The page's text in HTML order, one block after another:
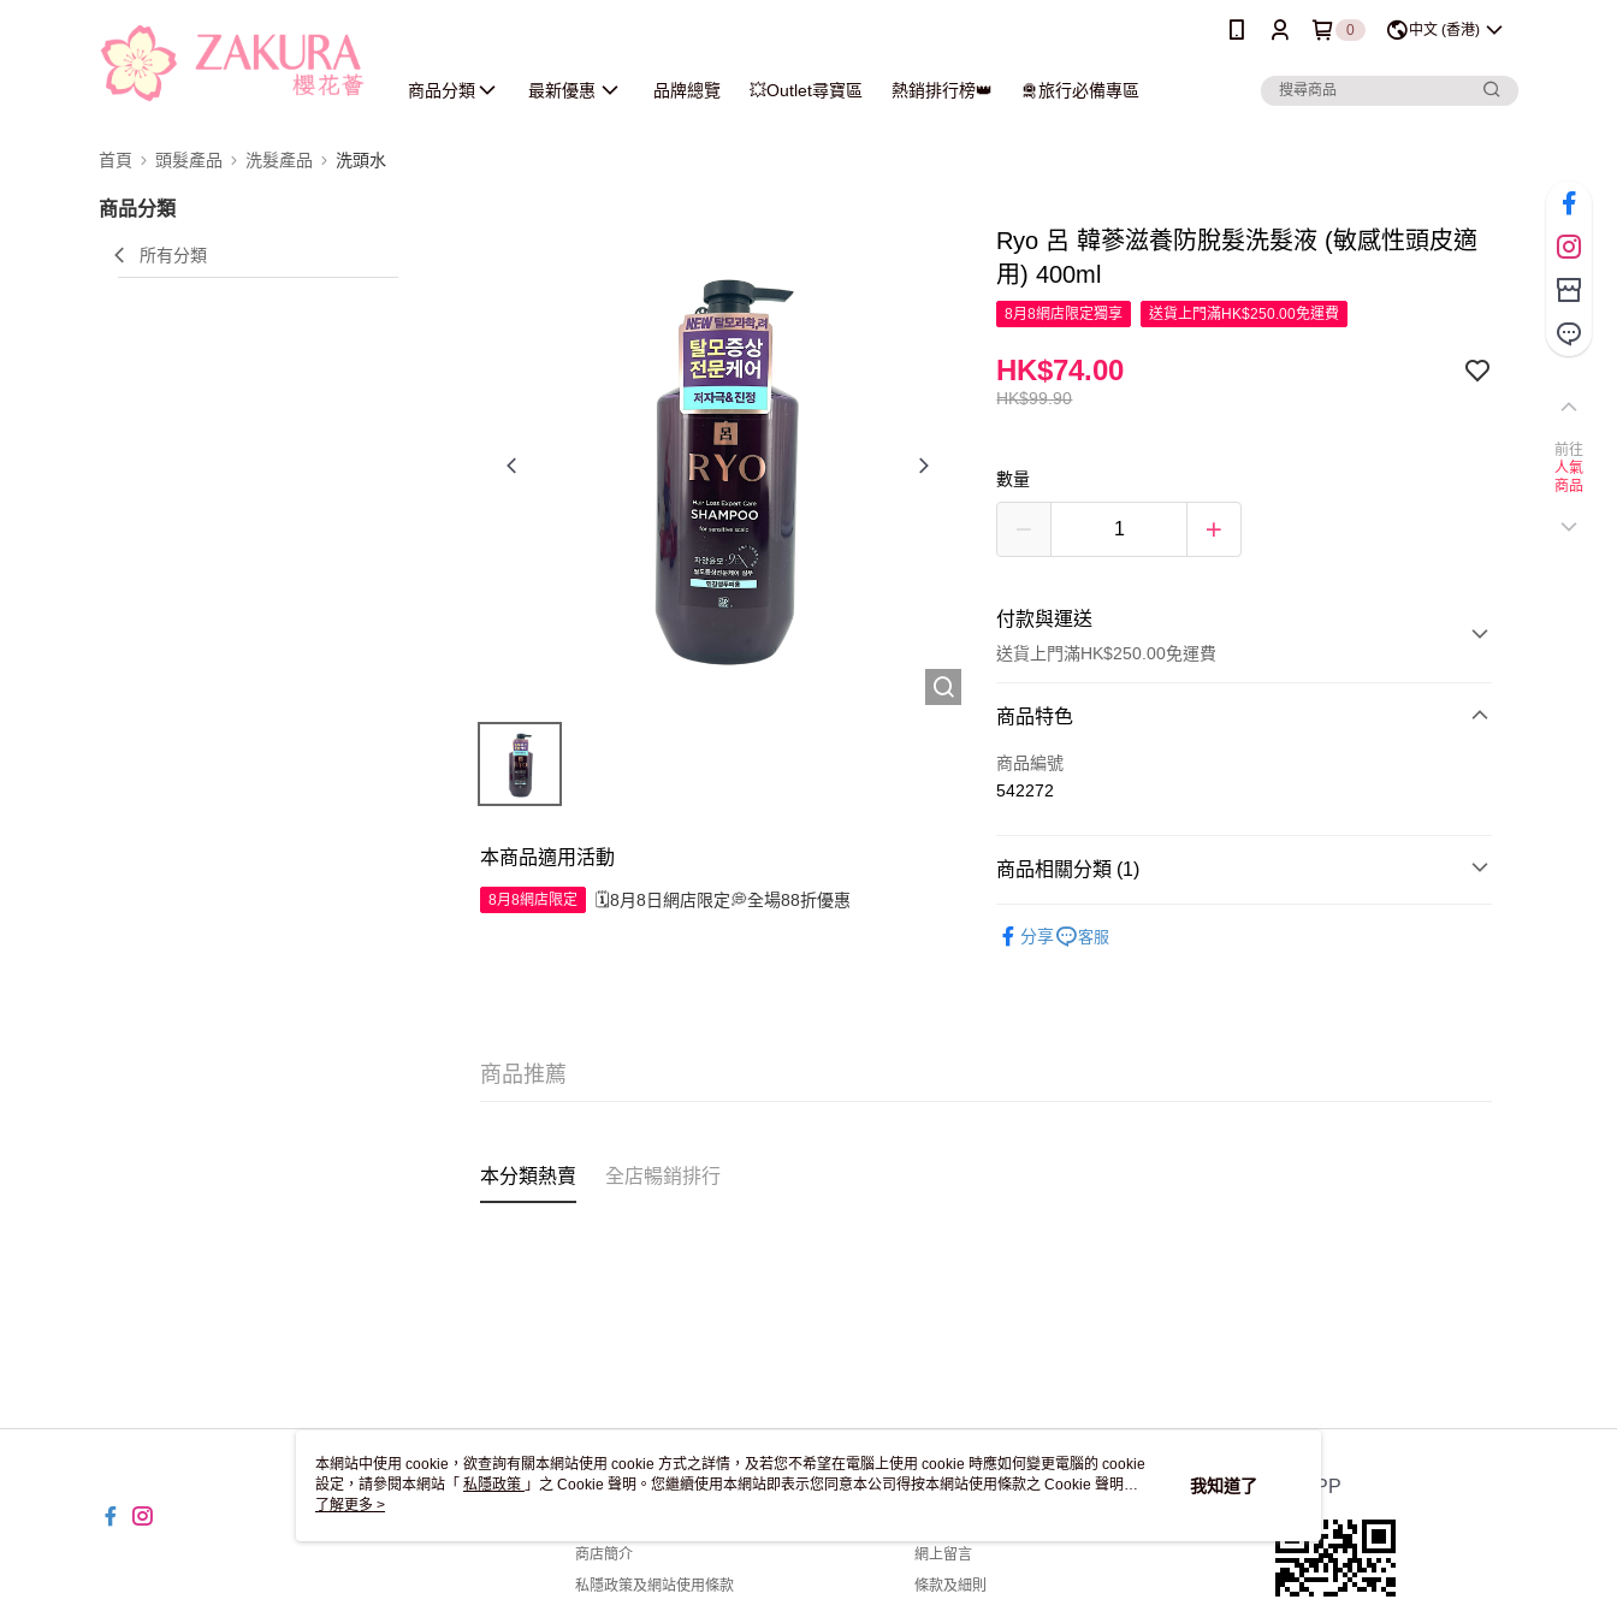
0 中文 (香港)
商品分類 最新優惠 品牌總覽 💥Outlet尋寶區 熱銷排行榜👑 🛅旅行必備專區
首頁 頭髮產品 洗髮產品 洗頭水
商品分類
所有分類
本商品適用活動
8月8網店限定 🗓️8月8日網店限定💭全場88折優惠
Ryo 呂 韓蔘滋養防脫髮洗髮液 (敏感性頭皮適
用) 400ml
8月8網店限定獨享 送貨上門滿HK$250.00免運費
HK$99.90
HK$74.00
數量
付款與運送
送貨上門滿HK$250.00免運費
付款方式
信用卡
商品特色
商品編號
542272
商品相關分類 (1)
分享
客服
商品推薦
本分類熱賣 全店暢銷排行
關於我們
商店簡介
私隱政策及網站使用條款
客戶服務
網上留言
條款及細則
官方APP
前往
人氣
商品
本網站中使用 cookie，欲查詢有關本網站使用 cookie 方式之詳情，及若您不希望在電腦上使用 cookie 時應如何變更電腦的 cookie
設定，請參閱本網站「 私隱政策 」之 Cookie 聲明。您繼續使用本網站即表示您同意本公司得按本網站使用條款之 Cookie 聲明使
用 cookie。
了解更多 >
我知道了